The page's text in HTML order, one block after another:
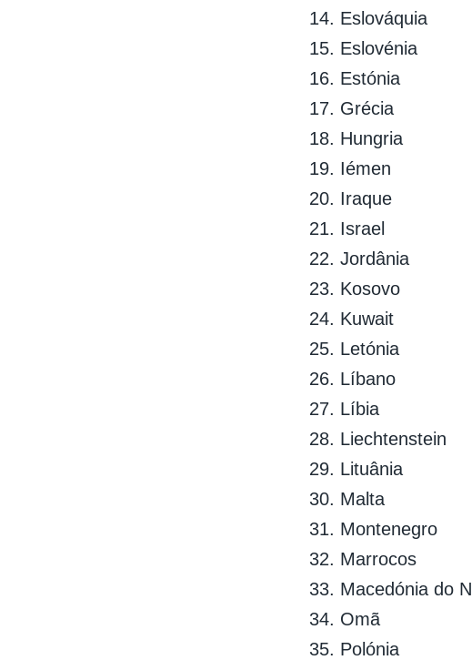
14. Eslováquia
15. Eslovénia
16. Estónia
17. Grécia
18. Hungria
19. Iémen
20. Iraque
21. Israel
22. Jordânia
23. Kosovo
24. Kuwait
25. Letónia
26. Líbano
27. Líbia
28. Liechtenstein
29. Lituânia
30. Malta
31. Montenegro
32. Marrocos
33. Macedónia do
34. Omã
35. Polónia